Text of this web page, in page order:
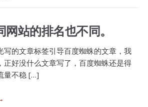
站的排名也不同。
写的文章标签引导百度蜘蛛的文章，我
正好没什么文章写了，百度蜘蛛还是得
量不稳 […]